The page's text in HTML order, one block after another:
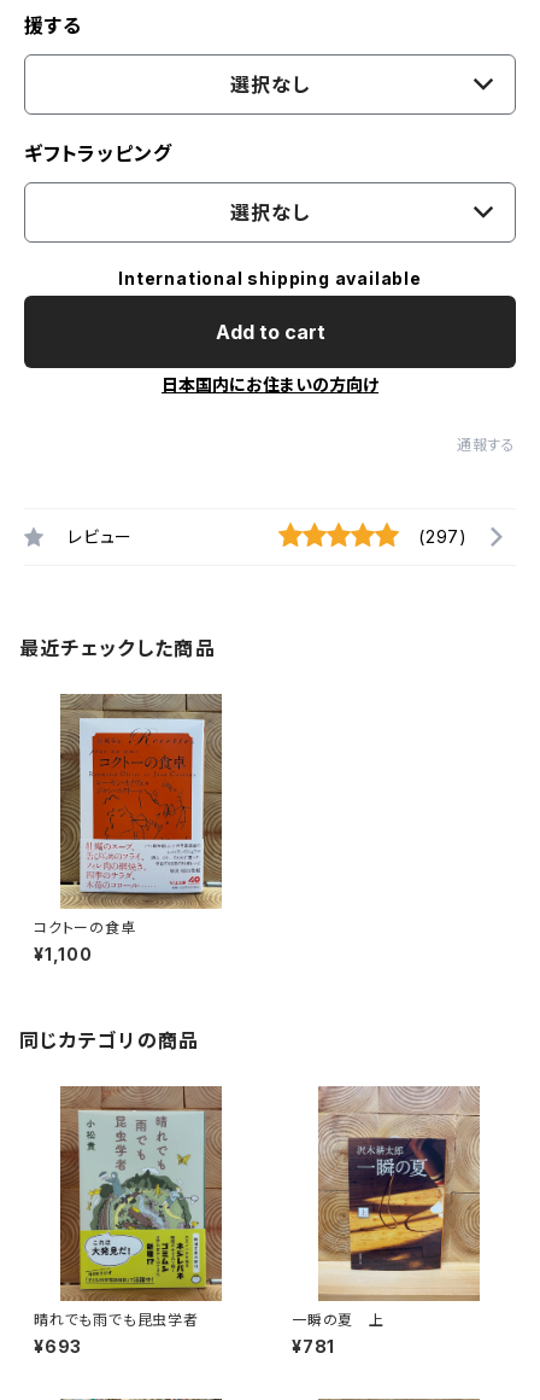
援する
選択なし
ギフトラッピング
選択なし
International shipping available
Add to cart
日本国内にお住まいの方向け
通報する
レビュー (297)
最近チェックした商品
コクトーの食卓
¥1,100
同じカテゴリの商品
晴れでも雨でも昆虫学者
¥693
一瞬の夏 上
¥781